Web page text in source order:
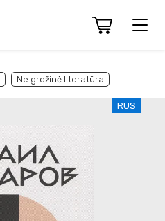
Ne grožinė literatūra
RUS